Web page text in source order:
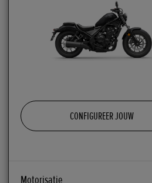
CONFIGUREER JOUW
Motorisatie